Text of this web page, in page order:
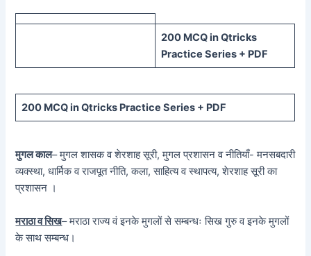
200 MCQ in Qtricks
Practice Series + PDF
200 MCQ in Qtricks Practice Series + PDF
मुगल काल– मुगल शासक व शेरशाह सूरी, मुगल प्रशासन व नीतियाँ- मनसबदारी
व्यक्स्था, धार्मिक व राजपूत नीति, कला, साहित्य व स्थापत्य, शेरशाह सूरी का
प्रशासन ।
मराठा व सिख– मराठा राज्य वं इनके मुगलों से सम्बन्धः सिख गुरु व इनके मुगलों
के साथ सम्बन्ध।